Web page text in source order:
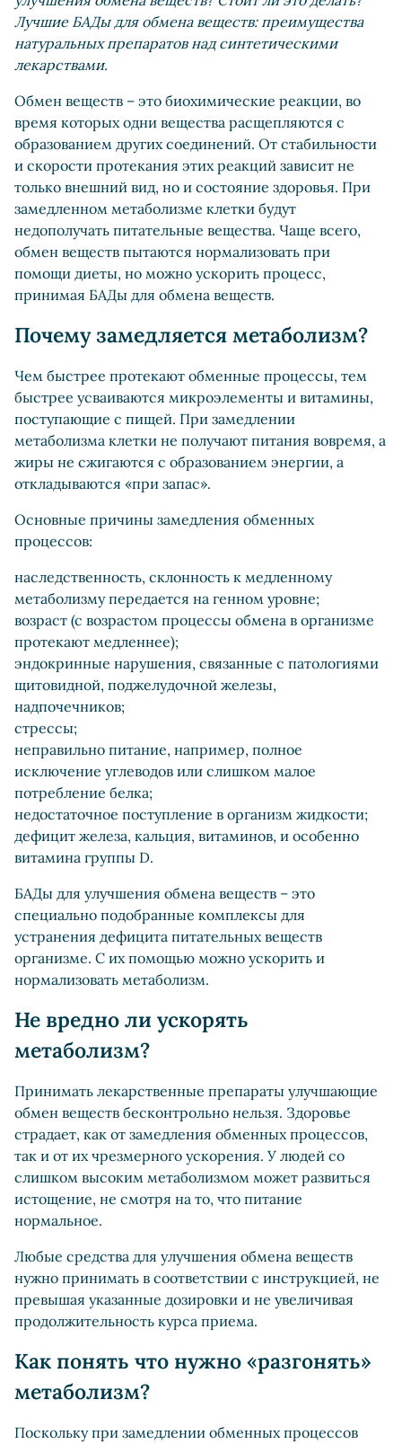
Лучшие БАДы для обмена веществ: преимущества
натуральных препаратов над синтетическими
лекарствами.
Обмен веществ – это биохимические реакции, во
время которых одни вещества расщепляются с
образованием других соединений. От стабильности
и скорости протекания этих реакций зависит не
только внешний вид, но и состояние здоровья. При
замедленном метаболизме клетки будут
недополучать питательные вещества. Чаще всего,
обмен веществ пытаются нормализовать при
помощи диеты, но можно ускорить процесс,
принимая БАДы для обмена веществ.
Почему замедляется метаболизм?
Чем быстрее протекают обменные процессы, тем
быстрее усваиваются микроэлементы и витамины,
поступающие с пищей. При замедлении
метаболизма клетки не получают питания вовремя, а
жиры не сжигаются с образованием энергии, а
откладываются «при запас».
Основные причины замедления обменных
процессов:
наследственность, склонность к медленному
метаболизму передается на генном уровне;
возраст (с возрастом процессы обмена в организме
протекают медленнее);
эндокринные нарушения, связанные с патологиями
щитовидной, поджелудочной железы,
надпочечников;
стрессы;
неправильно питание, например, полное
исключение углеводов или слишком малое
потребление белка;
недостаточное поступление в организм жидкости;
дефицит железа, кальция, витаминов, и особенно
витамина группы D.
БАДы для улучшения обмена веществ – это
специально подобранные комплексы для
устранения дефицита питательных веществ
организме. С их помощью можно ускорить и
нормализовать метаболизм.
Не вредно ли ускорять
метаболизм?
Принимать лекарственные препараты улучшающие
обмен веществ бесконтрольно нельзя. Здоровье
страдает, как от замедления обменных процессов,
так и от их чрезмерного ускорения. У людей со
слишком высоким метаболизмом может развиться
истощение, не смотря на то, что питание
нормальное.
Любые средства для улучшения обмена веществ
нужно принимать в соответствии с инструкцией, не
превышая указанные дозировки и не увеличивая
продолжительность курса приема.
Как понять что нужно «разгонять»
метаболизм?
Поскольку при замедлении обменных процессов